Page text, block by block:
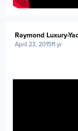
Raymond Luxury-
April 23, 201511 yr